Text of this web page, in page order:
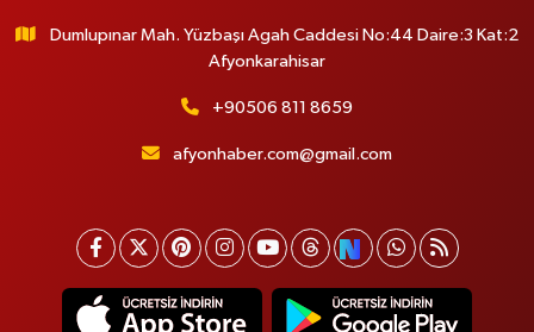
Dumlupınar Mah. Yüzbaşı Agah Caddesi No:44 Daire:3 Kat:2
Afyonkarahisar
+90506 811 8659
afyonhaber.com@gmail.com